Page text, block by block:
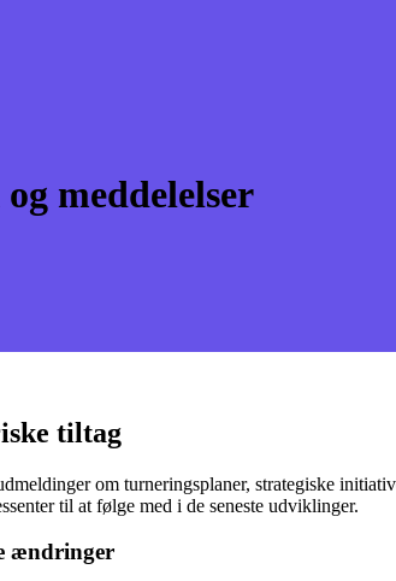
meddelelser
tiltag
om turneringsplaner, strategiske
til at følge med i de seneste udviklinger.
ændringer